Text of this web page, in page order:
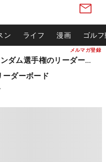
メルマガ登録
ン ライフ 漫画 ゴル
松山英樹ら出場 ウィンダム選手権のリーダーボード
ダーボード